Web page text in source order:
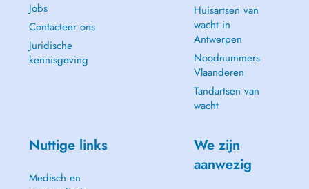
Jobs
Contacteer ons
Juridische
kennisgeving
Huisartsen van
wacht in
Antwerpen
Noodnummers
Vlaanderen
Tandartsen van
wacht
Nuttige links
Medisch en
We zijn
aanwezig